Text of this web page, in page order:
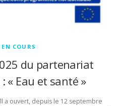
COURS
du partenariat
« Eau et santé »
a ouvert, depuis le 12 septembre